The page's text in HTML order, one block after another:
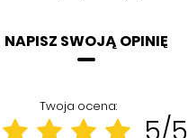
NAPISZ SWOJĄ OPINIĘ
Twoja ocena: